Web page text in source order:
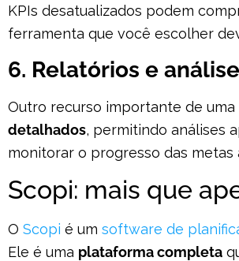
KPIs desatualizados podem
ferramenta que você escolher
6. Relatórios e
Outro recurso importante de
detalhados, permitindo análises
monitorar o progresso das
Scopi: mais que
O Scopi é um software de
Ele é uma plataforma completa